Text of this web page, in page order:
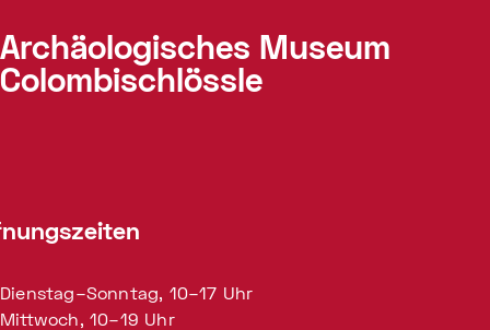
Archäologisches Museum
Colombischlössle
Dienstag–Sonntag, 10–17 Uhr
Mittwoch, 10–19 Uhr